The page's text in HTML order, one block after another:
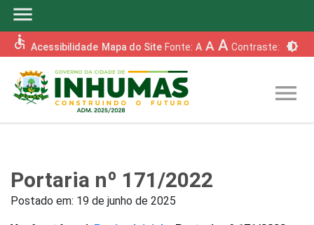
menu
accessible Acessibilidade Mapa do Site Fonte: A A A Contraste: brightness_6
menu
Portaria nº 171/2022
Postado em: 19 de junho de 2025